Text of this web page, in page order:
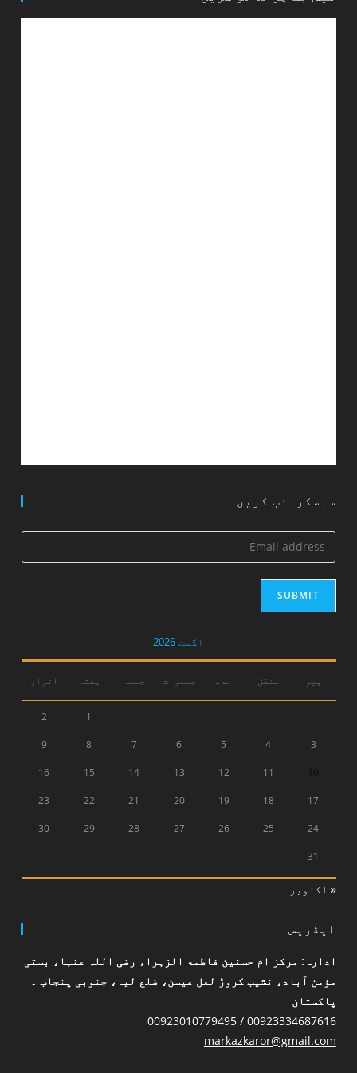
سبسکرائب کریں
SUBMIT
اگست 2026
پیر منگل بدھ جمعرات جمعہ ہفتہ اتوار
1
2
3
4
5
6
7
8
9
11
12
13
14
15
16
17
18
19
20
21
22
23
24
25
26
27
28
29
30
31
« اکتوبر
ایڈریس
ادارہ: مرکز ام حسنین فاطمۃ الزہراء رضی اللہ عنہا، بستی
مؤمن آباد، نشیب کروڑ لعل عیسن، ضلع لیہ، جنوبی پنجاب ۔
پاکستان
00923334687616 / 00923010779495
markazkaror@gmail.com